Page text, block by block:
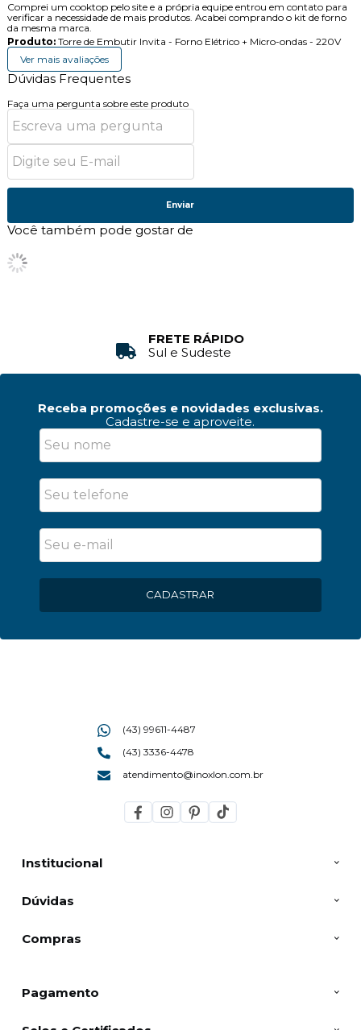
Comprei um cooktop pelo site e a própria equipe entrou em contato para
verificar a necessidade de mais produtos. Acabei comprando o kit de forno
da mesma marca.
Produto:Torre de Embutir Invita - Forno Elétrico + Micro-ondas - 220V
Ver mais avaliações
Dúvidas Frequentes
Faça uma pergunta sobre este produto
Enviar
Você também pode gostar de
FRETE RÁPIDO
Sul e Sudeste
Receba promoções e novidades exclusivas.
Cadastre-se e aproveite.
CADASTRAR
Institucional
Dúvidas
Compras
(43) 99611-4487
(43) 3336-4478
atendimento@inoxlon.com.br
Pagamento